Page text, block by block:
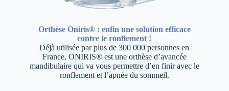
Orthèse Oniris® : enfin une solution efficace
contre le ronflement !
Déjà utilisée par plus de 300 000 personnes en
France, ONIRIS® est une orthèse d’avancée
mandibulaire qui va vous permettre d’en finir avec le
ronflement et l’apnée du sommeil.